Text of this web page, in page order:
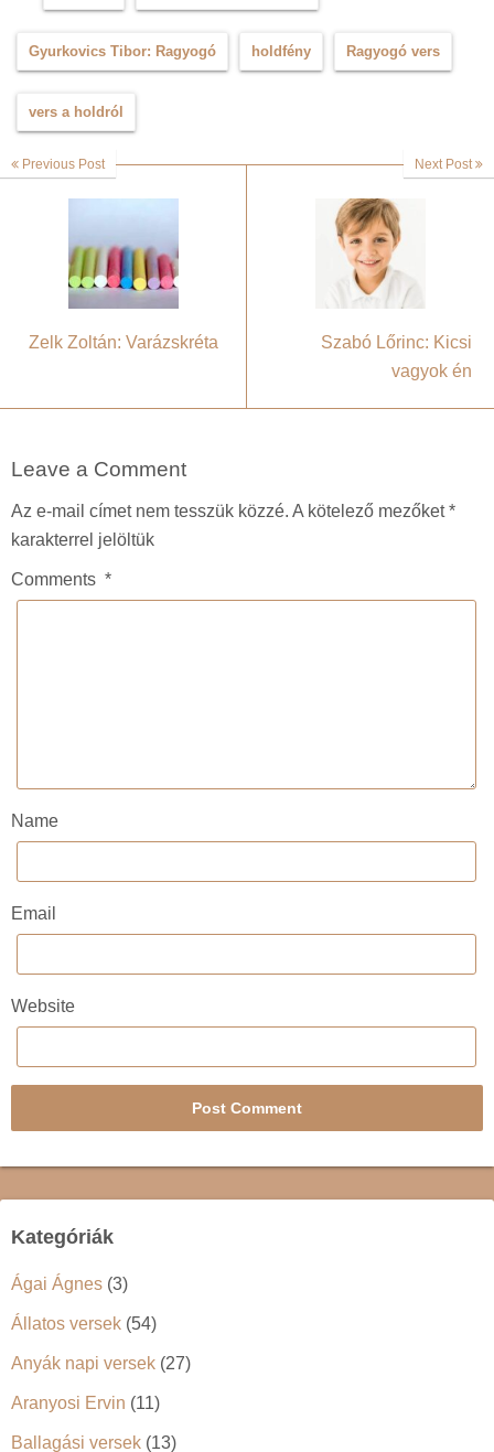
Gyurkovics Tibor: Ragyogó holdfény Ragyogó vers
vers a holdról
Previous Post
Zelk Zoltán: Varázskréta
Next Post
Szabó Lőrinc: Kicsi
vagyok én
Leave a Comment
Az e-mail címet nem tesszük közzé. A kötelező mezőket*
karakterrel jelöltük
Comments *
Name
Email
Website
Kategóriák
Ágai Ágnes (3)
Állatos versek (54)
Anyák napi versek (27)
Aranyosi Ervin (11)
Ballagási versek (13)